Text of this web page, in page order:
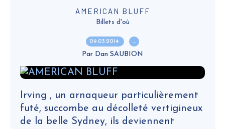
AMERICAN BLUFF
Billets d'où
09.03.2014 …
Par Dan SAUBION
Irving , un arnaqueur particulièrement
futé, succombe au décolleté vertigineux
de la belle Sydney, ils deviennent